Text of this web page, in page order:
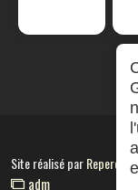
Site réalisé par
adm